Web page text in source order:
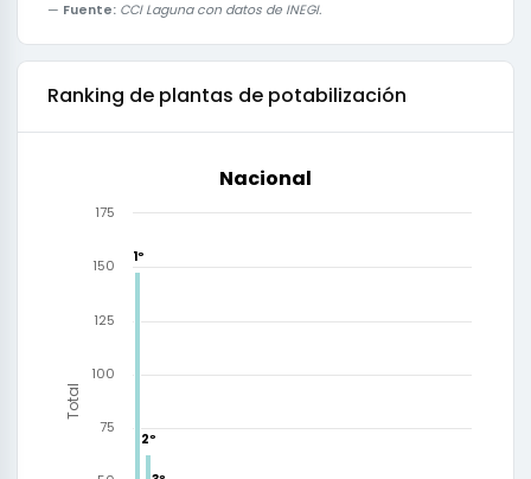
Fuente: CCI Laguna con datos de INEGI.
Ranking de plantas de potabilización
Total
Nacional
1º
1º
2º
2º
75
100
125
150
175